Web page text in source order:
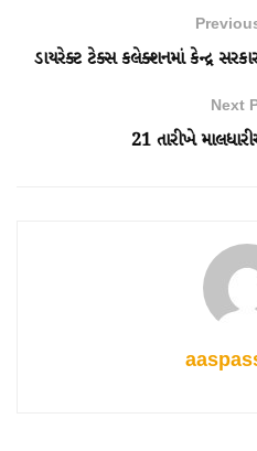
ડાયરેક્ટ ટેક્સ કલેક્શનમાં કેન્દ્ર
Next
21 તારીખે